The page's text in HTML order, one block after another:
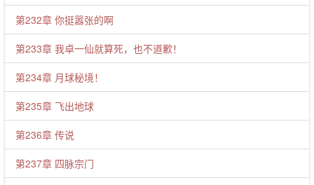
第232章 你挺嚣张的啊
第233章 我卓一仙就算死，也不道歉！
第234章 月球秘境！
第235章 飞出地球
第236章 传说
第237章 四脉宗门